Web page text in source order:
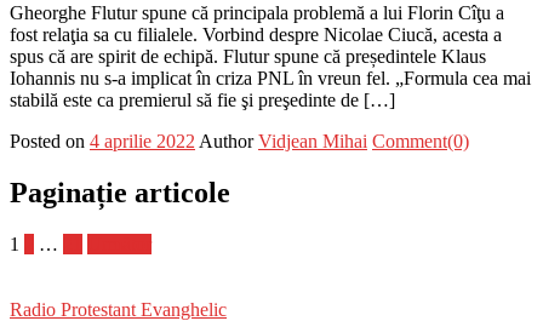
Gheorghe Flutur spune că principala problemă a lui Florin Cîţu a
fost relaţia sa cu filialele. Vorbind despre Nicolae Ciucă, acesta a
spus că are spirit de echipă. Flutur spune că președintele Klaus
Iohannis nu s-a implicat în criza PNL în vreun fel. „Formula cea mai
stabilă este ca premierul să fie şi preşedinte de […]
Posted on 4 aprilie 2022 Author Vidjean Mihai Comment(0)
Paginație articole
1 …
Radio Protestant Evanghelic